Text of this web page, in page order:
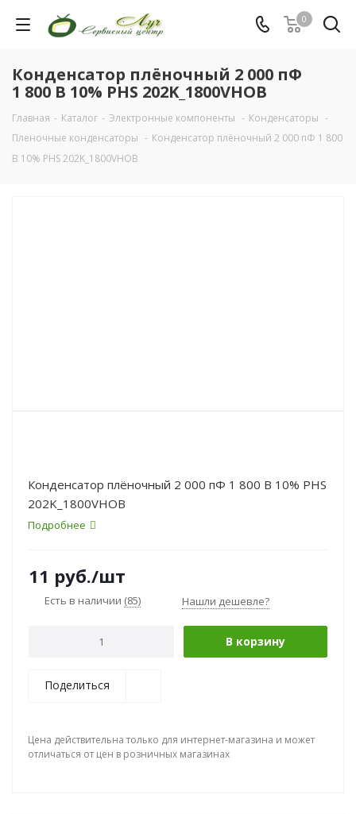
0
Конденсатор плёночный 2 000 пФ
1 800 В 10% PHS 202K_1800VHOB
Главная - Каталог - Электронные компоненты - Конденсаторы -
Пленочные конденсаторы - Конденсатор плёночный 2 000 пФ 1 800
В 10% PHS 202K_1800VHOB
Конденсатор плёночный 2 000 пФ 1 800 В 10% PHS
202K_1800VHOB
Подробнее
11 руб./шт
Есть в наличии (85) Нашли дешевле?
В корзину
Поделиться
Цена действительна только для интернет-магазина и может
отличаться от цен в розничных магазинах